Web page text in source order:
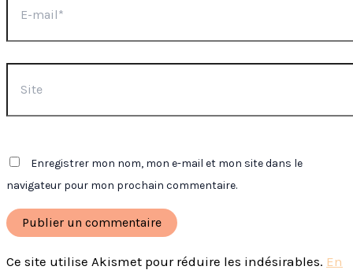
mail*
Enregistrer mon nom, mon e-mail et mon site dans le
navigateur pour mon prochain commentaire.
Ce site utilise Akismet pour réduire les indésirables. En